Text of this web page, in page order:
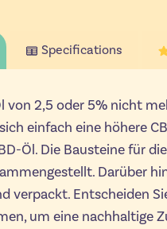
Specifications
von 2,5 oder 5% nicht
einfach eine höhere
Öl. Die Bausteine ​​für
Darüber
verpackt. Entscheiden
um eine nachhaltige